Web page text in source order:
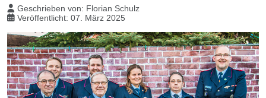
Geschrieben von: Florian Schulz
Veröffentlicht: 07. März 2025